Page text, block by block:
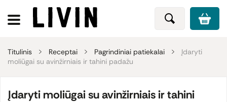
Titulinis Receptai Pagrindiniai patiekalai
Įdaryti
moliūgai su avinžirniais ir tahini padažu
Įdaryti moliūgai su avinžirniais ir tahini